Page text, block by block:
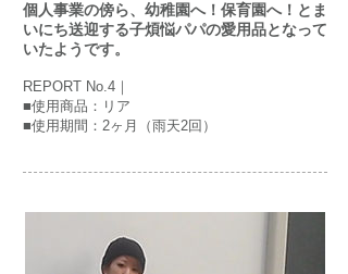
個人事業の傍ら、幼稚園へ！保育園へ！とま
いにち送迎する子煩悩パパの愛用品となって
いたようです。
REPORT No.4｜
■使用商品：リア
■使用期間：2ヶ月（雨天2回）